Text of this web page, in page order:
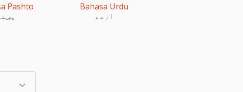
Pashto
Bahasa Urdu
اردو